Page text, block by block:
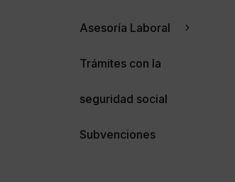
Asesoría Laboral
Trámites con la
seguridad social
Subvenciones